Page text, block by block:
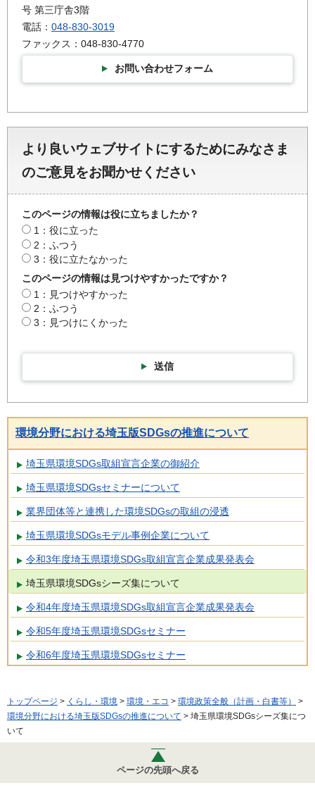
号 第三庁舎3階
電話： 048-830-3019
ファックス：048-830-4770
お問い合わせフォーム
より良いウェブサイトにするためにみなさま
のご意見をお聞かせください
このページの情報は役に立ちましたか？
1：役に立った
2：ふつう
3：役に立たなかった
このページの情報は見つけやすかったですか？
1：見つけやすかった
2：ふつう
3：見つけにくかった
送信
環境分野における埼玉版SDGsの推進について
埼玉県環境SDGs取組宣言企業の御紹介
埼玉県環境SDGsセミナーについて
業界団体等と連携した環境SDGsの取組の浸透
埼玉県環境SDGsモデル事例企業について
令和3年度埼玉県環境SDGs取組宣言企業成果発表会
埼玉県環境SDGsシーズ集について
令和4年度埼玉県環境SDGs取組宣言企業成果発表会
令和5年度埼玉県環境SDGsセミナー
令和6年度埼玉県環境SDGsセミナー
トップページ > くらし・環境 > 環境・エコ > 環境政策全般（計画・白書等）
>
環境分野における埼玉版SDGsの推進について > 埼玉県環境SDGsシーズ集につ
いて
ページの先頭へ戻る